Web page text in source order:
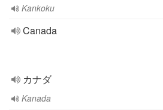
Kankoku
Canada
カナダ
Kanada